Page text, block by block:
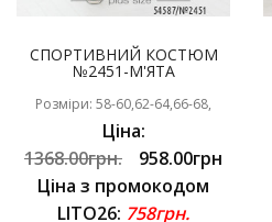
СПОРТИВНИЙ КОСТЮМ
№2451-М'ЯТА
Розміри: 58-60,62-64,66-68,
Ціна:
1368.00грн.
958.00грн
Ціна з промокодом
LITO26: 758грн.